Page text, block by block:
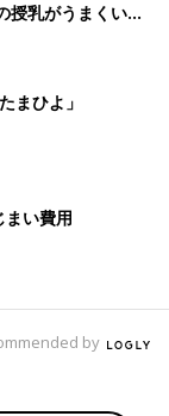
授乳がうまくい
トラブル 解決テ
まひよ」
まい費用
by